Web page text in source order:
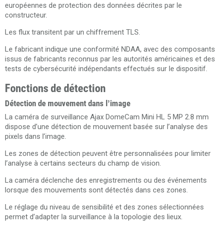
européennes de protection des données décrites par le
constructeur.
Les flux transitent par un chiffrement TLS.
Le fabricant indique une conformité NDAA, avec des composants
issus de fabricants reconnus par les autorités américaines et des
tests de cybersécurité indépendants effectués sur le dispositif.
Fonctions de détection
Détection de mouvement dans l’image
La caméra de surveillance Ajax DomeCam Mini HL 5 MP 2.8 mm
dispose d’une détection de mouvement basée sur l’analyse des
pixels dans l’image.
Les zones de détection peuvent être personnalisées pour limiter
l’analyse à certains secteurs du champ de vision.
La caméra déclenche des enregistrements ou des événements
lorsque des mouvements sont détectés dans ces zones.
Le réglage du niveau de sensibilité et des zones sélectionnées
permet d’adapter la surveillance à la topologie des lieux.